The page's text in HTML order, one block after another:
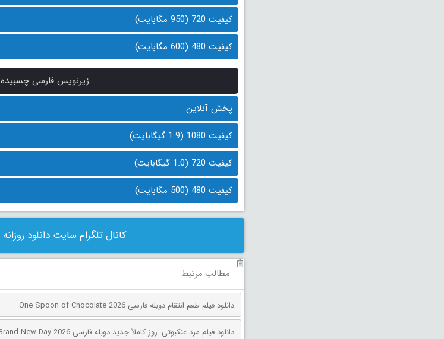
کیفیت 720 (950 مگابایت)
کیفیت 480 (600 مگابایت)
زیرنویس فارسی چسبیده
پخش آنلاین
کیفیت 1080 (1.9 گیگابایت)
کیفیت 720 (1.0 گیگابایت)
کیفیت 480 (500 مگابایت)
کانال تلگرام سایت دانلود روزانه
مطالب مرتبط
دانلود فیلم طعم انتقام دوبله فارسی One Spoon of Chocolate 2026
دانلود فیلم مرد عنکبوتی: روز کاملاً جدید دوبله فارسی Spider-Man: Brand New Day 2026